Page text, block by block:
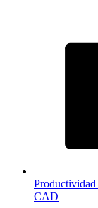
Productividad
CAD